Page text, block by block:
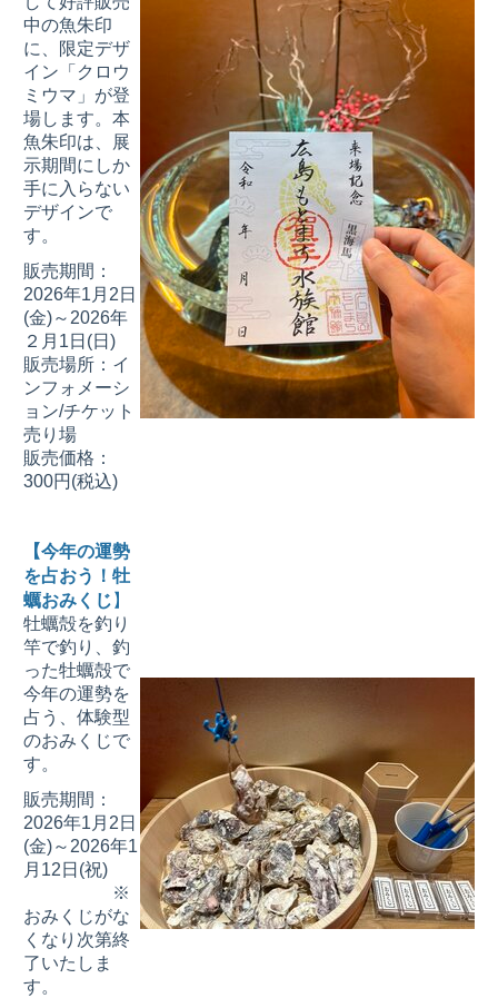
中の魚朱印
に、限定デザ
イン「クロウ
ミウマ」が登
場します。本
魚朱印は、展
示期間にしか
手に入らない
デザインで
す。
販売期間：
2026年1月2日
(金)～2026年
２月1日(日)
販売場所：イ
ンフォメーシ
ョン/チケット
売り場
販売価格：
300円(税込)
【今年の運勢
を占おう！牡
蠣おみくじ 】
牡蠣殻を釣り
竿で釣り、釣
った牡蠣殻で
今年の運勢を
占う、体験型
のおみくじで
す。
販売期間：
2026年1月2日
(金)～2026年1
月12日(祝)
※
おみくじがな
くなり次第終
了いたしま
す。